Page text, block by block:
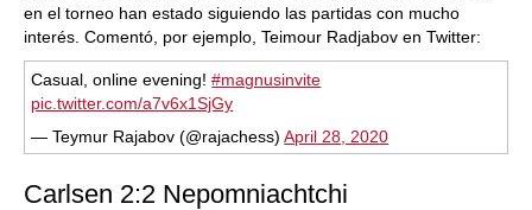
en el torneo han estado siguiendo las partidas con mucho
interés. Comentó, por ejemplo, Teimour Radjabov en Twitter:
Casual, online evening!#magnusinvite
pic.twitter.com/a7v6x1SjGy
— Teymur Rajabov (@rajachess)April 28, 2020
Carlsen 2:2 Nepomniachtchi